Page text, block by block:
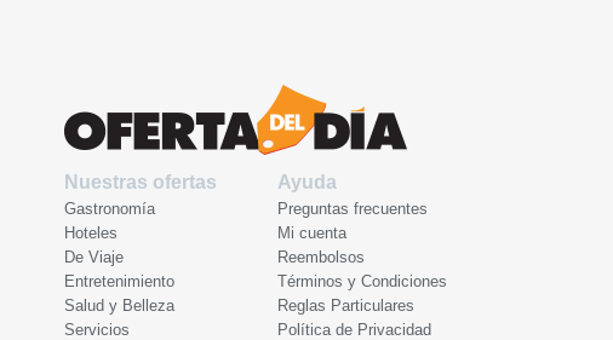
Nuestras ofertas
Gastronomía
Hoteles
De Viaje
Entretenimiento
Salud y Belleza
Servicios
Ayuda
Preguntas frecuentes
Mi cuenta
Reembolsos
Términos y Condiciones
Reglas Particulares
Política de Privacidad